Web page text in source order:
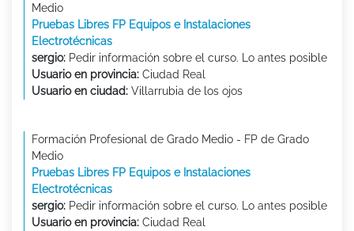
Medio
Pruebas Libres FP Equipos e Instalaciones
Electrotécnicas
sergio: Pedir información sobre el curso. Lo antes posible
Usuario en provincia: Ciudad Real
Usuario en ciudad: Villarrubia de los ojos
Formación Profesional de Grado Medio - FP de Grado
Medio
Pruebas Libres FP Equipos e Instalaciones
Electrotécnicas
sergio: Pedir información sobre el curso. Lo antes posible
Usuario en provincia: Ciudad Real